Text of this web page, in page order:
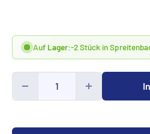
Auf Lager:-2 Stück in